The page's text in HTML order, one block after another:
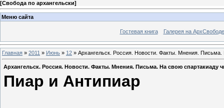
[Свобода по архангельски]
Меню сайта
Гостевая книга Галерея на АрхСвободе
Главная » 2011 » Июнь » 12 » Архангельск. Россия. Новости. Факты. Мнения. Письма.
Архангельск. Россия. Новости. Факты. Мнения. Письма. На свою спартакиаду
Пиар и Антипиар